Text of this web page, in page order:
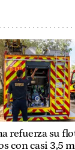
refuerza su
con casi 3,5